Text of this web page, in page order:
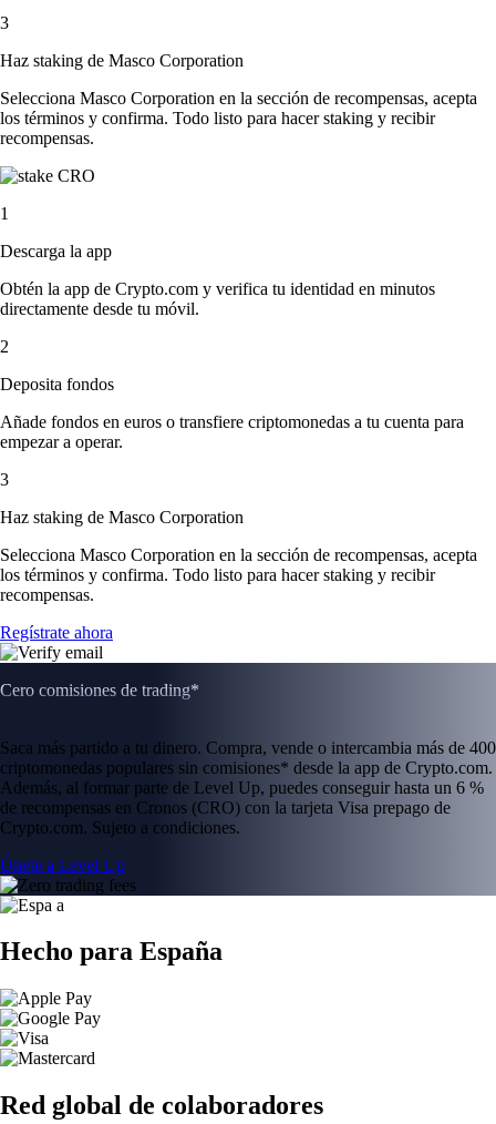
3
Haz staking de Masco Corporation
Selecciona Masco Corporation en la sección de recompensas, acepta
los términos y confirma. Todo listo para hacer staking y recibir
recompensas.
1
Descarga la app
Obtén la app de Crypto.com y verifica tu identidad en minutos
directamente desde tu móvil.
2
Deposita fondos
Añade fondos en euros o transfiere criptomonedas a tu cuenta para
empezar a operar.
3
Haz staking de Masco Corporation
Selecciona Masco Corporation en la sección de recompensas, acepta
los términos y confirma. Todo listo para hacer staking y recibir
recompensas.
Regístrate ahora
Cero comisiones de trading*
Saca más partido a tu dinero. Compra, vende o intercambia más de 400
criptomonedas populares sin comisiones* desde la app de Crypto.com.
Además, al formar parte de Level Up, puedes conseguir hasta un 6 %
de recompensas en Cronos (CRO) con la tarjeta Visa prepago de
Crypto.com. Sujeto a condiciones.
Únete a Level Up
Hecho para España
Red global de colaboradores